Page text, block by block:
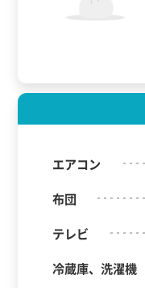
エアコン
布団
テレビ
冷蔵庫、洗濯機